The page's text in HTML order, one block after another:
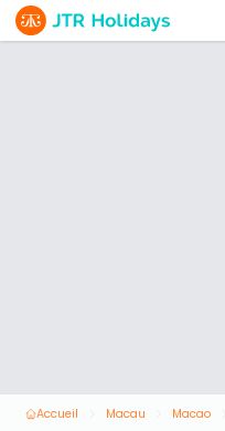
Accueil Macau Macao